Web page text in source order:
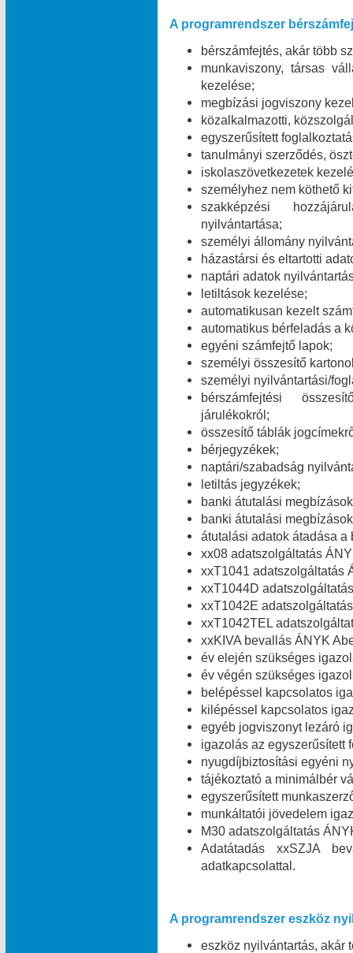
A programrendszer
bérszámfejtés, akár több
munkaviszony, társas
kezelése;
megbízási jogviszony
közalkalmazotti,
egyszerűsített
tanulmányi szerződés,
iskolaszövetkezetek
személyhez nem köthető
szakképzési
nyilvántartása;
személyi állomány
házastársi és eltartotti
naptári adatok
letiltások kezelése;
automatikusan kezelt
automatikus bérfeladás a
egyéni számfejtő lapok;
személyi összesítő
személyi nyilvántartási/
bérszámfejtési
járulékokról;
összesítő táblák
bérjegyzékek;
naptári/szabadság
letiltás jegyzékek;
banki átutalási
banki átutalási
átutalási adatok átadása
xx08 adatszolgáltatás
xxT1041 adatszolgáltatás
xxT1044D
xxT1042E
xxT1042TEL
xxKIVA bevallás ÁNYK
év elején szükséges
év végén szükséges
belépéssel kapcsolatos
kilépéssel kapcsolatos
egyéb jogviszonyt lezáró
igazolás az egyszerűsített
nyugdíjbiztosítási egyéni
tájékoztató a minimálbér
egyszerűsített
munkáltatói jövedelem
M30 adatszolgáltatás
Adatátadás xxSZJA
adatkapcsolattal.
A programrendszer eszköz
eszköz nyilvántartás, akár